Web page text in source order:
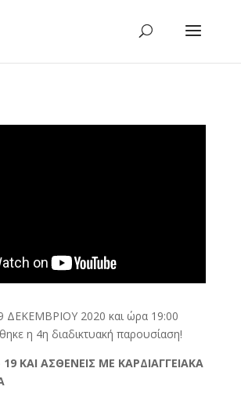
ΔΕΚΕΜΒΡΙΟΥ 2020 και ώρα 19:00
η 4η διαδικτυακή παρουσίαση!
19 ΚΑΙ ΑΣΘΕΝΕΙΣ ΜΕ ΚΑΡΔΙΑΓΓΕΙΑΚΑ